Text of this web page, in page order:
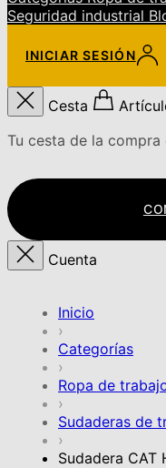
Seguridad industrial
INICIAR SESIÓN
Cesta
Tu cesta de la compra
Cuenta
Inicio
›
Categorías
›
Ropa de
›
Sudaderas de
›
Sudadera CAT